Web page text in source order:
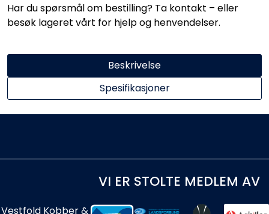
Har du spørsmål om bestilling? Ta kontakt – eller
besøk lageret vårt for hjelp og henvendelser.
Beskrivelse
Spesifikasjoner
VI ER STOLTE MEDLEM AV
Vestfold Kobber &